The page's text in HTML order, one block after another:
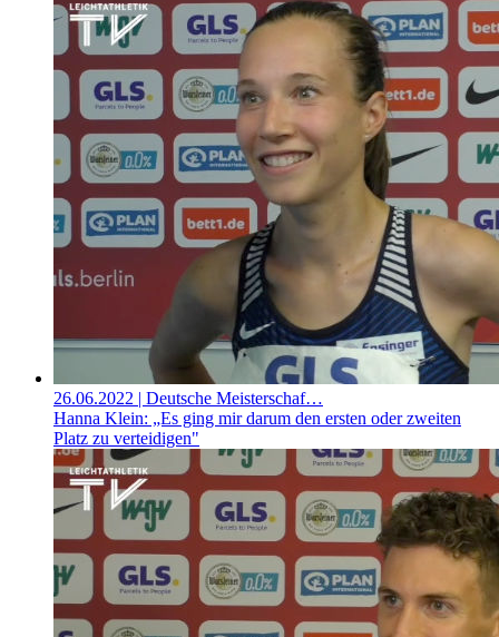
26.06.2022 | Deutsche Meisterschaf…
Hanna Klein: „Es ging mir darum den ersten oder zweiten
Platz zu verteidigen"